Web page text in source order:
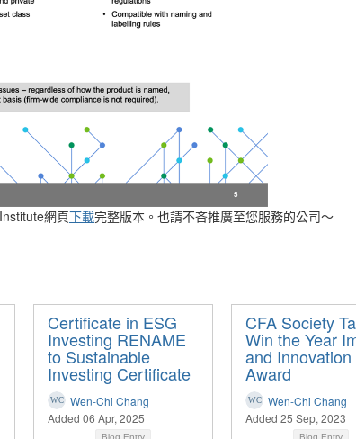
網頁 下載完整版本。也請不吝推廣至您服務的公司～
Certificate in ESG
Investing RENAME
to Sustainable
Investing Certificate
Wen-Chi Chang
Added 06 Apr, 2025
Blog Entry
CFA Society
Win the Year
and Innovation
Award
Wen-Chi Chang
Added 25 Sep, 2023
Blog Entry